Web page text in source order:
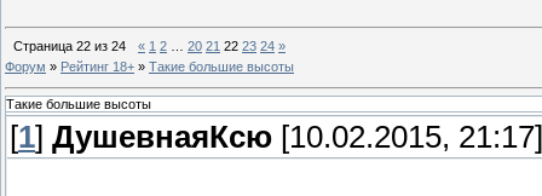
Страница 22 из 24 « 1 2 20 21 22 23 24 »
Форум » Рейтинг 18+ » Такие большие высоты
Такие большие высоты
[1] ДушевнаяКсю [10.02.2015, 21:17]